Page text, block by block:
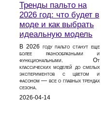
Тренды пальто на
2026 год: что будет в
моде и как выбрать
идеальную модель
В 2026 году пальто станут еще
более разнообразными и
функциональными. От
классических моделей до смелых
экспериментов с цветом и
фасоном — все о главных трендах
сезона.
2026-04-14